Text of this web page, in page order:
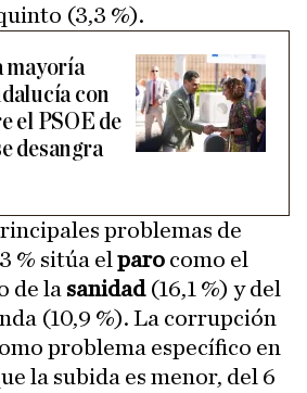
(3,3 %).
mayoría
con
el PSOE de
desangra
problemas de
% sitúa el paro como el
de la sanidad(16,1 %) y del
(10,9 %). La corrupción
problema específico en
la subida es menor, del 6